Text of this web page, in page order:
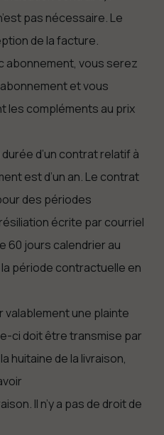
pas nécessaire. Le
de la facture.
abonnement, vous serez
et vous
les compléments au prix
d’un contrat relatif à
est d’un an. Le contrat
des périodes
écrite par courriel
60 jours calendrier au
la période contractuelle en
valablement une plainte
ci doit être transmise par
huitaine de la livraison,
Il n’y a pas de droit de